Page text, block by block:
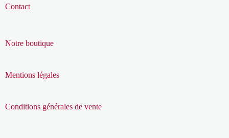
Contact
Notre boutique
Mentions légales
Conditions générales de vente